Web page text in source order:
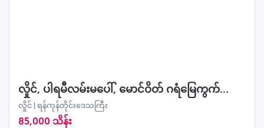
လှိုင်, ပါရမီလမ်းမပေါ်, မောင်ဝိတ် ဂရံမြေကွက်ရောင်းမည်
လှိုင် | ရန်ကုန်တိုင်းဒေသကြီး
85,000 သိန်း